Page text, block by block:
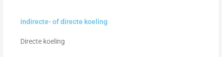
indirecte- of directe koeling
Directe koeling